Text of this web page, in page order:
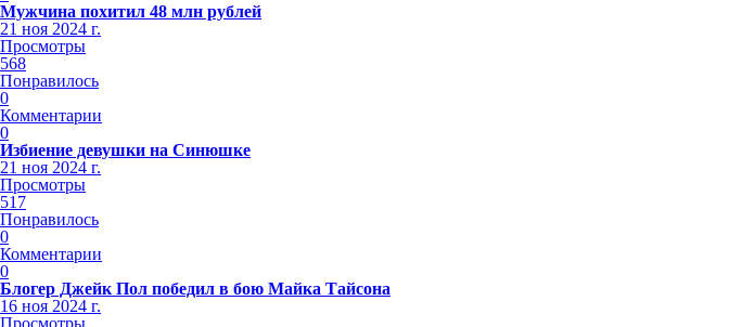
Мужчина похитил 48 млн рублей
21 ноя 2024 г.
Просмотры
568
Понравилось
0
Комментарии
0
Избиение девушки на Синюшке
21 ноя 2024 г.
Просмотры
517
Понравилось
0
Комментарии
0
Блогер Джейк Пол победил в бою Майка Тайсона
16 ноя 2024 г.
Просмотры